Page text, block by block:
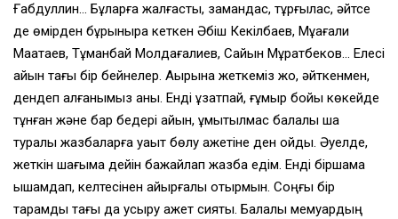
Ғабдуллин… Бұларға жалғасты, замандас, тұрғылас, әйтсе
де өмірден бұрынырақ кеткен Әбіш Кекілбаев, Мұқағали
Мақатаев, Тұманбай Молдағалиев, Сайын Мұратбеков… Елесі
айқын тағы бір бейнелер. Ақырына жеткеміз жоқ, әйткенмен,
дендеп қалғанымыз анық. Енді ұзатпай, ғұмыр бойы көкейде
тұнған және бар бедері айқын, ұмытылмас балалық шақ
туралы жазбаларға уақыт бөлу қажетіне ден қойдық. Әуелде,
жеткін шағыма дейін бажайлап жазбақ едім. Енді біршама
ықшамдап, келтесінен қайырғалы отырмын. Соңғы бір
тарамды тағы да қусыру қажет сияқты. Балалық мемуардың